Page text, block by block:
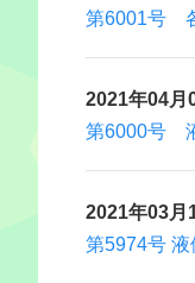
第6001号
2021年04月
第6000号
2021年03月
第5974号 液